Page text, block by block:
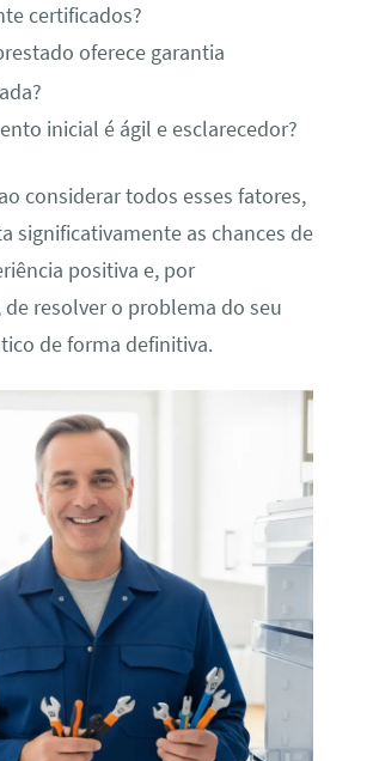
certificados?
oferece garantia
inicial é ágil e esclarecedor?
considerar todos esses fatores,
significativamente as chances de
positiva e, por
resolver o problema do seu
de forma definitiva.